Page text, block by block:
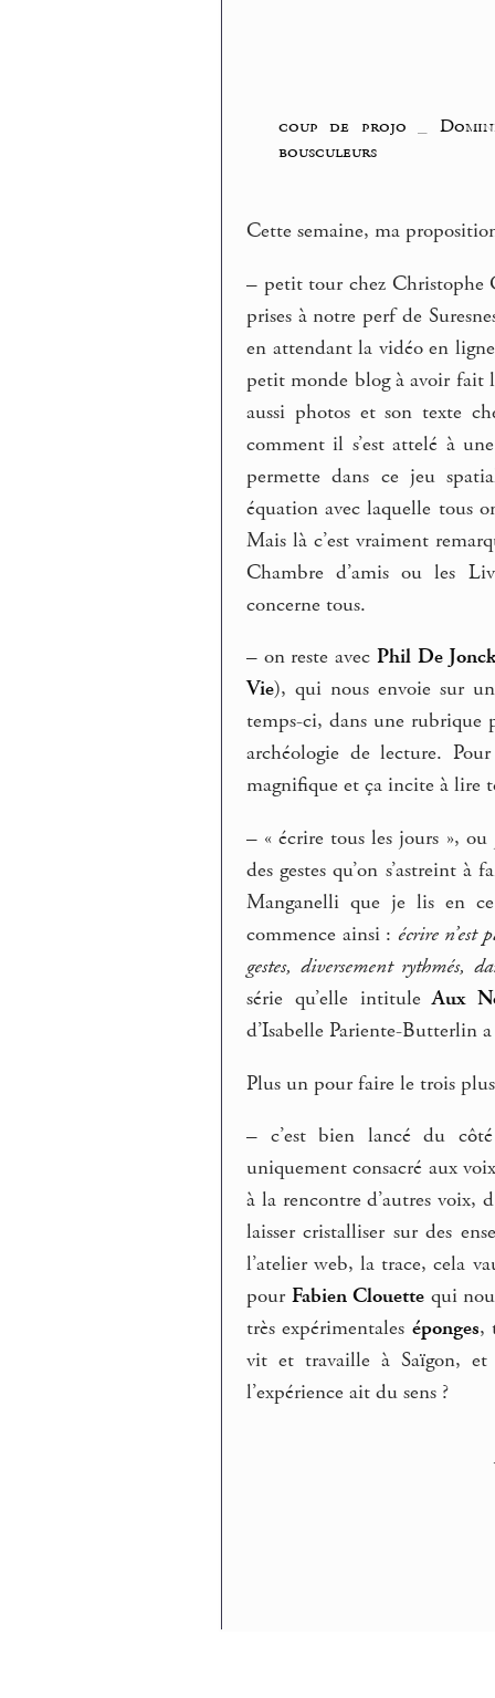
coup de projo
bousculeurs
Cette semaine, ma
– petit tour chez Christophe
prises à notre perf de
en attendant la vidéo en
petit monde blog à avoir fait
aussi photos et son texte
comment il s’est attelé à
permette dans ce jeu
équation avec laquelle tous
Mais là c’est vraiment
Chambre d’amis ou les
concerne tous.
– on reste avec Phil De
Vie), qui nous envoie sur
temps-ci, dans une rubrique
archéologie de lecture.
magnifique et ça incite à lire
– « écrire tous les jours »,
des gestes qu’on s’astreint
Manganelli que je lis en
commence ainsi : écrire n’est
gestes, diversement rythmés,
série qu’elle intituleAux
d’Isabelle Pariente-Butterlin
Plus un pour faire le trois
– c’est bien lancé du
uniquement consacré aux
à la rencontre d’autres voix,
laisser cristalliser sur des
l’atelier web, la trace, cela
pour Fabien Clouette qui
très expérimentales éponges,
vit et travaille à Saïgon,
l’expérience ait du sens ?